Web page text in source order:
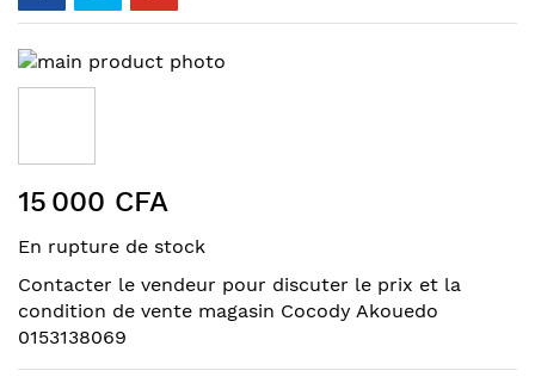
Skip
to
of
the
images
gallery
to
beginning
of
the
images
15 000 CFA
En rupture de stock
Contacter le vendeur pour discuter le prix et la
condition de vente magasin Cocody Akouedo
0153138069